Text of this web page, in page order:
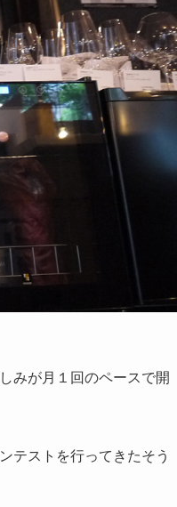
みが月１回のペースで開
テストを行ってきたそう